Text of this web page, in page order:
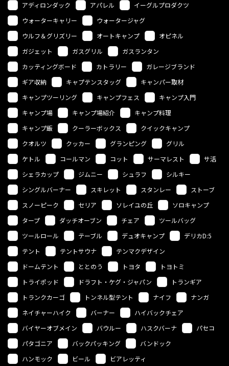
アディロンダック
アパレル
イーグルプロダクツ
ウォーターキャリー
ウォータージャグ
ウルフ＆グリズリー
オートキャンプ
オピネル
ガジェット
ガスグリル
ガスランタン
カッティングボード
カトラリー
ガレージブランド
ギア収納
キャプテンスタッグ
キャンパー取材
キャンプツーリング
キャンプフェス
キャンプ入門
キャンプ場
キャンプ場紹介
キャンプ料理
キャンプ飯
クーラーボックス
クイックキャンプ
クオルツ
クッカー グランピング
グリル
ケトル
コールマン コット サーマレスト
サ活
シェラカップ
ジムニー シュラフ
シルキー
シングルバーナー
スキレット スタンレー
ストーブ
スノーピーク
セリア ソレイユの丘
ソロキャンプ
タープ
ダッチオーブン チェア
ツールバッグ
ツールロール
テーブル デュオキャンプ
デリカD:5
テント
テントサウナ
テンマクデザイン
ドームテント
ととのう トヨタ
トヨトミ
トライポッド
ドラフト・ケグ・ジャパン
トランギア
トランクカーゴ
トンネル型テント ナイフ
ナンガ
ネイチャーハイク
バーナー
ハイバックチェア
バイヤーオブメイン
バウルー ハスクバーナ
パセコ
パタゴニア
バックパッキング
バンドック
ハンモック
ビール ビアレッティ